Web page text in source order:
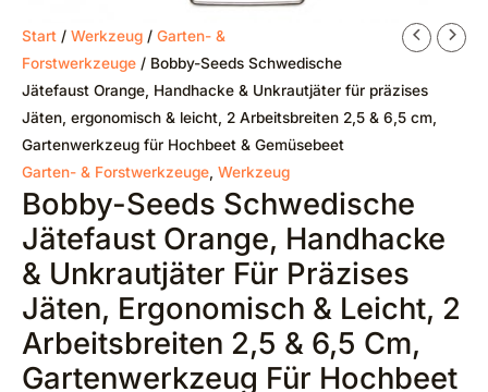
Start / Werkzeug / Garten- &
Forstwerkzeuge / Bobby-Seeds Schwedische
Jätefaust Orange, Handhacke & Unkrautjäter für präzises
Jäten, ergonomisch & leicht, 2 Arbeitsbreiten 2,5 & 6,5 cm,
Gartenwerkzeug für Hochbeet & Gemüsebeet
Garten- & Forstwerkzeuge Werkzeug
Bobby-Seeds Schwedische
Jätefaust Orange, Handhacke
& Unkrautjäter Für Präzises
Jäten, Ergonomisch & Leicht, 2
Arbeitsbreiten 2,5 & 6,5 Cm,
Gartenwerkzeug Für Hochbeet